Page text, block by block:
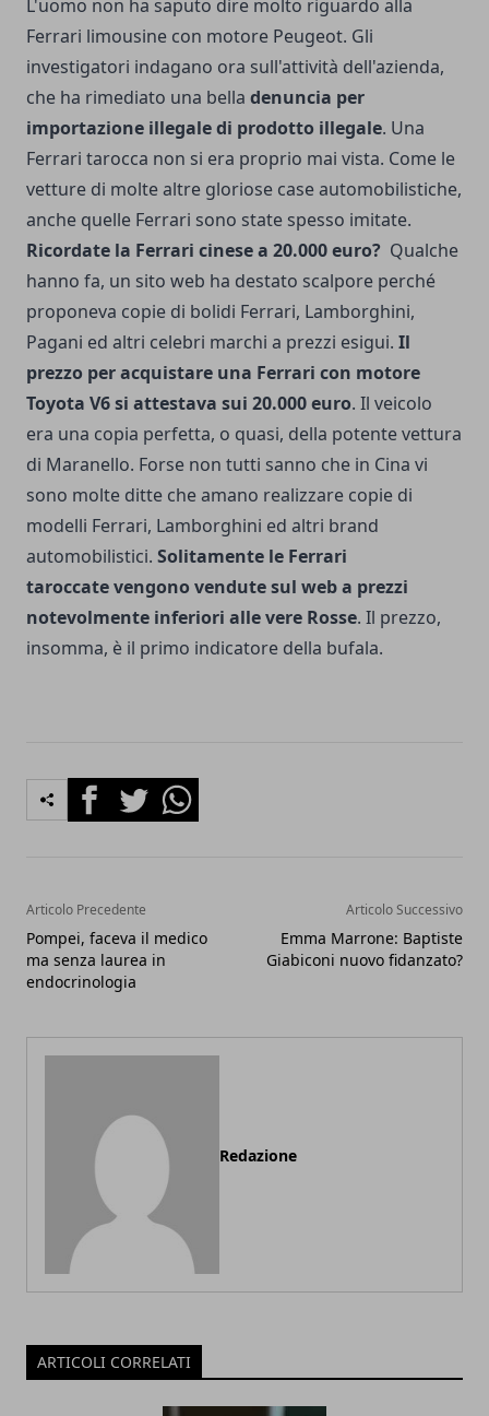
L'uomo non ha saputo dire molto riguardo alla
Ferrari limousine con motore Peugeot. Gli
investigatori indagano ora sull'attività dell'azienda,
che ha rimediato una bella denuncia per
importazione illegale di prodotto illegale. Una
Ferrari tarocca non si era proprio mai vista. Come le
vetture di molte altre gloriose case automobilistiche,
anche quelle Ferrari sono state spesso imitate.
Ricordate la Ferrari cinese a 20.000 euro? Qualche
hanno fa, un sito web ha destato scalpore perché
proponeva copie di bolidi Ferrari, Lamborghini,
Pagani ed altri celebri marchi a prezzi esigui. Il
prezzo per acquistare una Ferrari con motore
Toyota V6 si attestava sui 20.000 euro. Il veicolo
era una copia perfetta, o quasi, della potente vettura
di Maranello. Forse non tutti sanno che in Cina vi
sono molte ditte che amano realizzare copie di
modelli Ferrari, Lamborghini ed altri brand
automobilistici. Solitamente le Ferrari
taroccate vengono vendute sul web a prezzi
notevolmente inferiori alle vere Rosse. Il prezzo,
insomma, è il primo indicatore della bufala.
FacebookTwitterWhatsapp
Articolo Precedente
Pompei, faceva il medico
ma senza laurea in
endocrinologia
Articolo Successivo
Emma Marrone: Baptiste
Giabiconi nuovo fidanzato?
Redazione
ARTICOLI CORRELATI